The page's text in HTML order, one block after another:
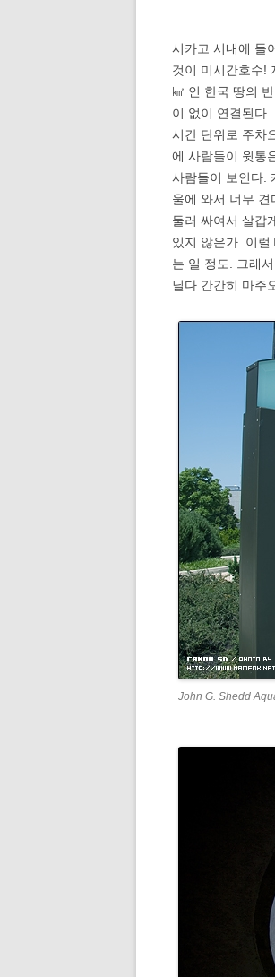
시카고 시내에 들
것이 미시간호수!
㎢ 인 한국 땅의
이 없이 연결된다
시간 단위로 주차
에 사람들이 윗통
사람들이 보인다.
울에 와서 너무 견
둘러 싸여서 살갑
있지 않은가. 이
는 일 정도. 그래
닐다 간간히 마주
John G. Shedd